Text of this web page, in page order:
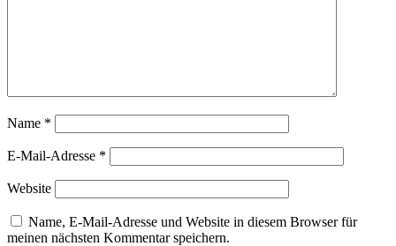
Name *
E-Mail-Adresse *
Website
Name, E-Mail-Adresse und Website in diesem Browser für
meinen nächsten Kommentar speichern.